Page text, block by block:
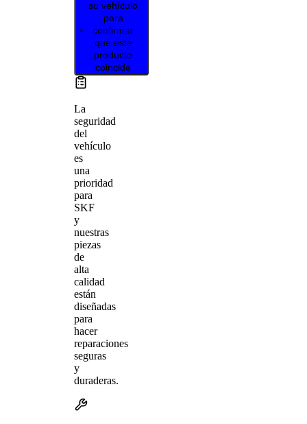
su vehículo
para
confirmar
que este
producto
coincide
La
seguridad
del
vehículo
es
una
prioridad
para
SKF
y
nuestras
piezas
de
alta
calidad
están
diseñadas
para
hacer
reparaciones
seguras
y
duraderas.